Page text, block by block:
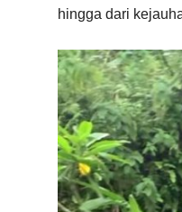
hingga dari